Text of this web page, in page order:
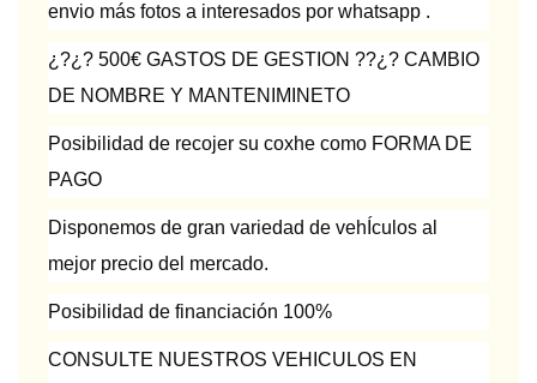
envio más fotos a interesados por whatsapp .
¿?¿? 500€ GASTOS DE GESTION ??¿? CAMBIO
DE NOMBRE Y MANTENIMINETO
Posibilidad de recojer su coxhe como FORMA DE
PAGO
Disponemos de gran variedad de vehÍculos al
mejor precio del mercado.
Posibilidad de financiación 100%
CONSULTE NUESTROS VEHICULOS EN